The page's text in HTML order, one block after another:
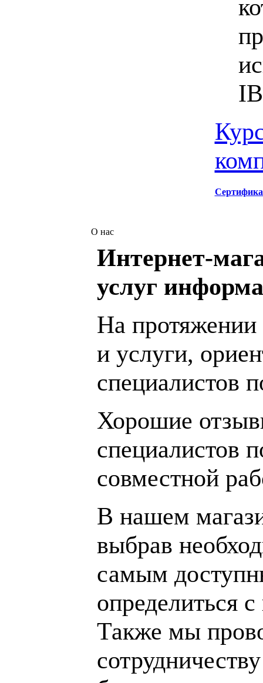
О нас
Интернет-
услуг
На протяжении
и услуги,
специалистов
Хорошие
специалистов
совместной
В нашем
выбрав
самым
определиться
Также мы